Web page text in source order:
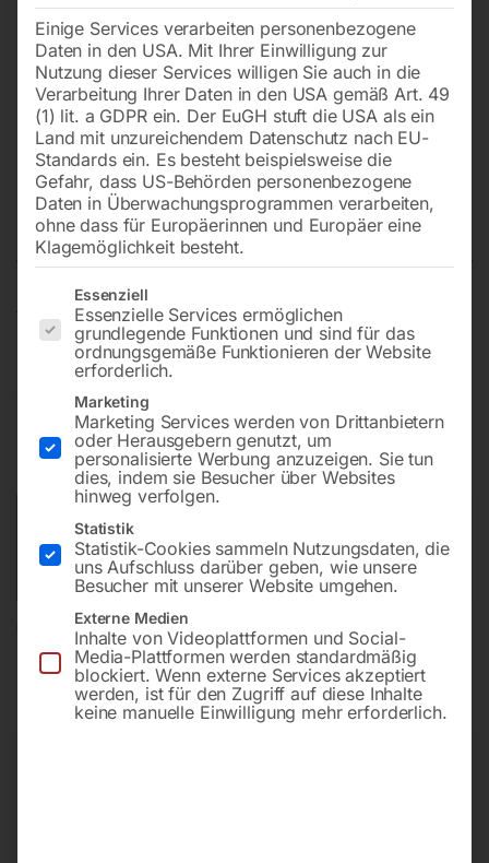
Düsensatz 2,2 mm komplett
für Modell RECORD 2200 OT – SB
72,00
inkl. MwSt. zzgl.Versandkosten
Lieferzeit:ca. 2 - 3 Tage
Versandkosten Standard (Österreich):
Bitte beachten Sie: Die Versandkosten gelten für Österreich.
Andere Länder können abweichen.
In den Warenkorb
Einige Services verarbeiten personenbezogene
Daten in den USA. Mit Ihrer Einwilligung zur
Nutzung dieser Services willigen Sie auch in die
Verarbeitung Ihrer Daten in den USA gemäß Art. 49
(1) lit. a GDPR ein. Der EuGH stuft die USA als ein
Land mit unzureichendem Datenschutz nach EU-
Standards ein. Es besteht beispielsweise die
Gefahr, dass US-Behörden personenbezogene
Daten in Überwachungsprogrammen verarbeiten,
ohne dass für Europäerinnen und Europäer eine
Klagemöglichkeit besteht.
Es folgt eine Liste der Service-Gruppen, für die eine
Essenziell
Essenzielle Services ermöglichen
grundlegende Funktionen und sind für das
ordnungsgemäße Funktionieren der Website
erforderlich.
Marketing
Marketing Services werden von Drittanbietern
oder Herausgebern genutzt, um
personalisierte Werbung anzuzeigen. Sie tun
dies, indem sie Besucher über Websites
hinweg verfolgen.
Statistik
Statistik-Cookies sammeln Nutzungsdaten, die
uns Aufschluss darüber geben, wie unsere
Besucher mit unserer Website umgehen.
Externe Medien
Inhalte von Videoplattformen und Social-
Media-Plattformen werden standardmäßig
blockiert. Wenn externe Services akzeptiert
werden, ist für den Zugriff auf diese Inhalte
keine manuelle Einwilligung mehr erforderlich.